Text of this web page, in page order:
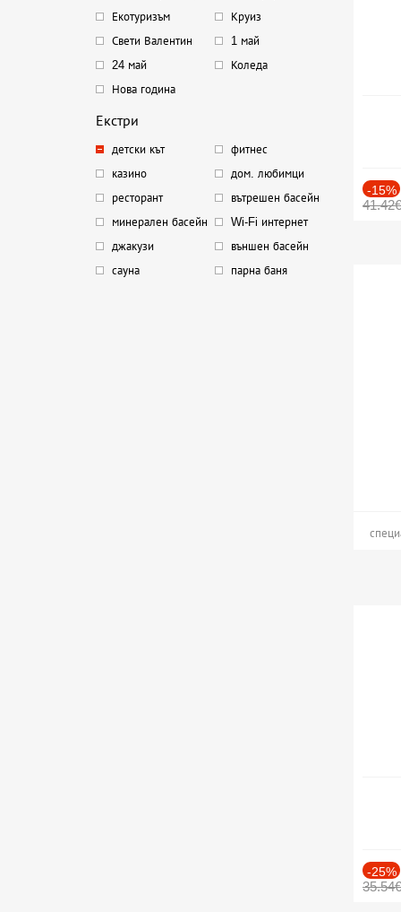
Екотуризъм
Круиз
Свети Валентин
1 май
24 май
Коледа
Нова година
Екстри
детски кът
фитнес
казино
дом. любимци
ресторант
вътрешен басейн
минерален басейн
Wi-Fi интернет
джакузи
външен басейн
сауна
парна баня
-15%
41.42€
-25%
35.54€